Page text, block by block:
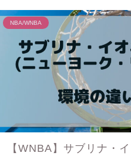
NBA/WNBA
【WNBA】サブリナ・